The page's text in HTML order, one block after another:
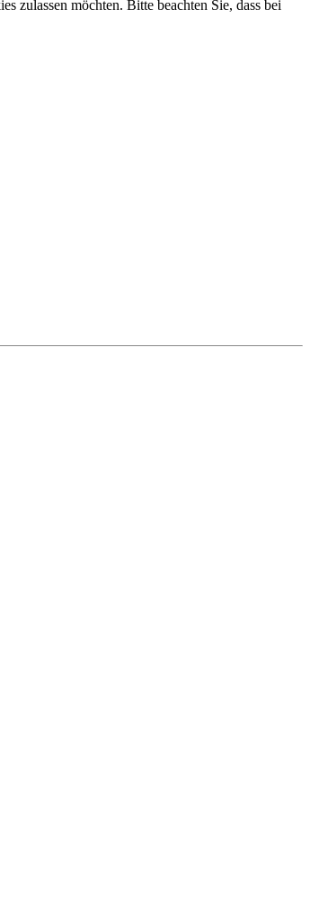
zulassen möchten. Bitte beachten Sie, dass bei